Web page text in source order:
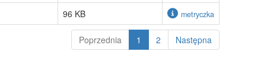
96 KB metryczka
Poprzednia 1 2 Następna